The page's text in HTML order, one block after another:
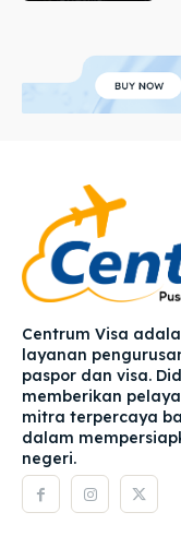
Centrum Visa
layanan
paspor dan visa.
memberikan
mitra terpercaya
dalam
negeri.